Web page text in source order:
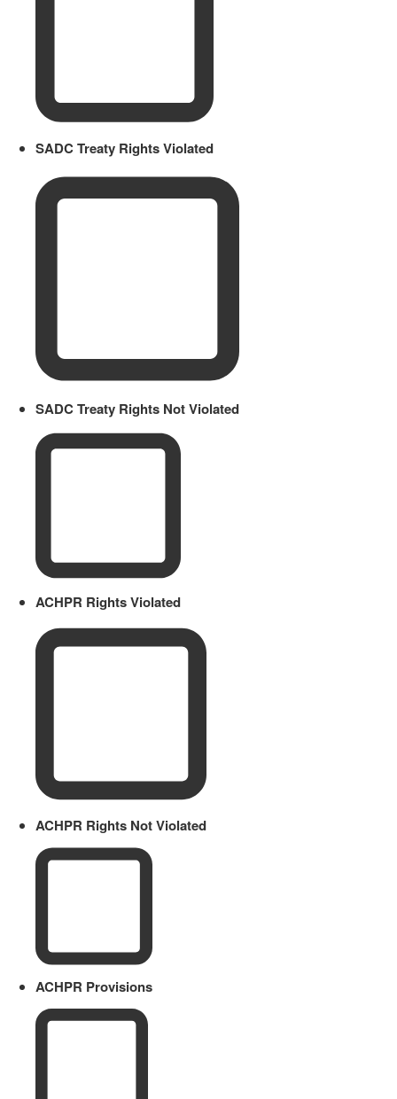
SADC Treaty Rights Violated
SADC Treaty Rights Not Violated
ACHPR Rights Violated
ACHPR Rights Not Violated
ACHPR Provisions